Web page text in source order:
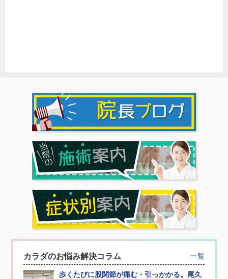
カラダのお悩み解決コラム 一覧
歩くたびに股関節が痛む・引っかかる。尾久